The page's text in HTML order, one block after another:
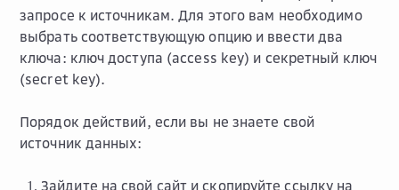
запросе к источникам. Для этого вам необходимо
выбрать соответствующую опцию и ввести два
ключа: ключ доступа (access key) и секретный ключ
(secret key).
Порядок действий, если вы не знаете свой
источник данных:
Зайдите на свой сайт и скопируйте ссылку на